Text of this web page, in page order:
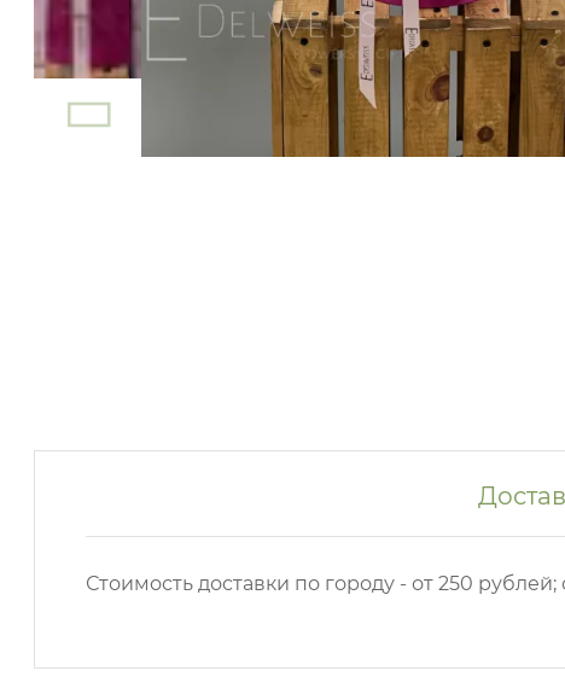
Стоимость доставки по городу - от 250